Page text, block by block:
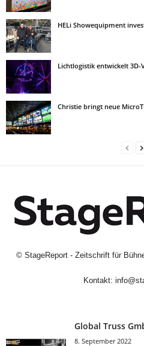
HELi Showequipment
Lichtlogistik entwickelt
Christie bringt neue
© StageReport - Zeitschrift für
Kontakt:
Global Truss
8. September 2022